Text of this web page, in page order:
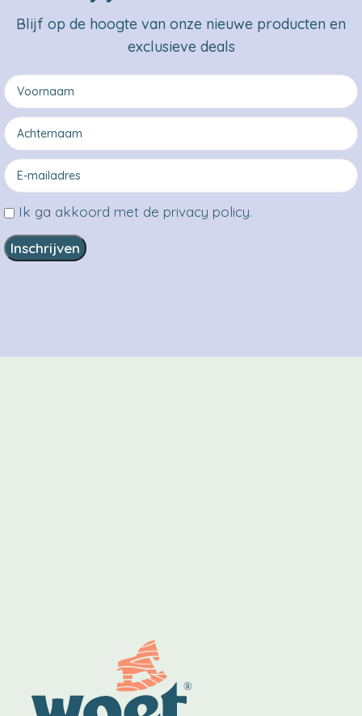
Blijf op de hoogte van onze nieuwe producten en
exclusieve deals
Ik ga akkoord met de privacy policy.